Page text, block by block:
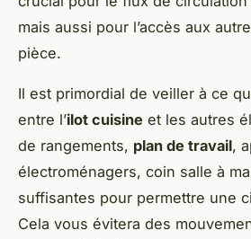
mais aussi pour l’accès aux
pièce.
Il est primordial de veiller à ce
entre l’ilot cuisine et les autres
de rangements, plan de travail,
électroménagers, coin salle à
suffisantes pour permettre une
Cela vous évitera des